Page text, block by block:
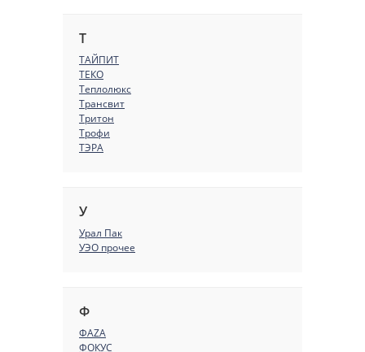
Т
ТАЙПИТ
ТЕКО
Теплолюкс
Трансвит
Тритон
Трофи
ТЭРА
У
Урал Пак
УЭО прочее
Ф
ФАZА
ФОКУС